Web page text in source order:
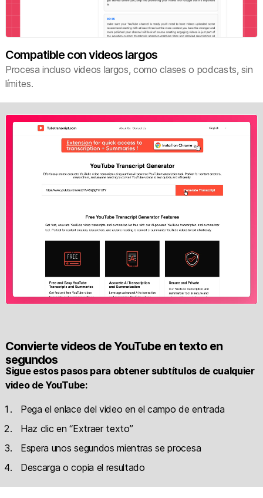
Compatible con videos largos
Procesa incluso videos largos, como clases o podcasts, sin
límites.
Convierte videos de YouTube en texto en
segundos
Sigue estos pasos para obtener subtítulos de cualquier
video de YouTube:
Pega el enlace del video en el campo de entrada
Haz clic en “Extraer texto”
Espera unos segundos mientras se procesa
Descarga o copia el resultado